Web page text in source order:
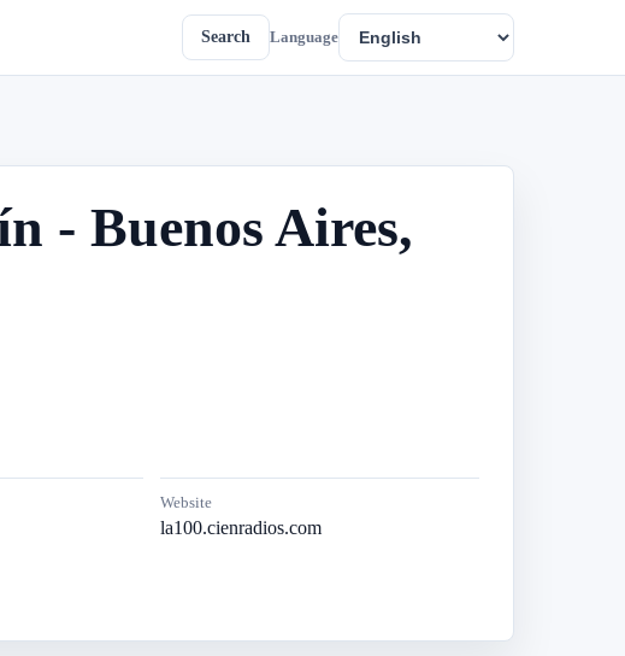
Search Language
- Buenos Aires,
Website
la100.cienradios.com